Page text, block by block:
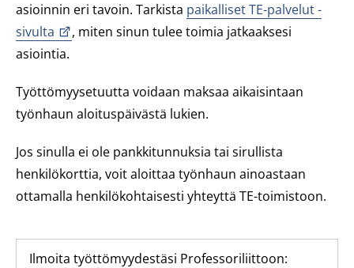
asioinnin eri tavoin. Tarkista paikalliset TE-palvelut -
sivulta
, miten sinun tulee toimia jatkaaksesi
asiointia.
Työttömyysetuutta voidaan maksaa aikaisintaan
työnhaun aloituspäivästä lukien.
Jos sinulla ei ole pankkitunnuksia tai sirullista
henkilökorttia, voit aloittaa työnhaun ainoastaan
ottamalla henkilökohtaisesti yhteyttä TE-toimistoon.
Ilmoita työttömyydestäsi Professoriliittoon: